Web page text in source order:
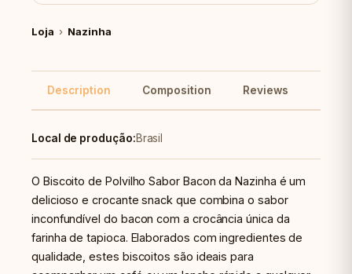
Loja › Nazinha
Description Composition Reviews
Local de produção:Brasil
O Biscoito de Polvilho Sabor Bacon da Nazinha é um
delicioso e crocante snack que combina o sabor
inconfundível do bacon com a crocância única da
farinha de tapioca. Elaborados com ingredientes de
qualidade, estes biscoitos são ideais para